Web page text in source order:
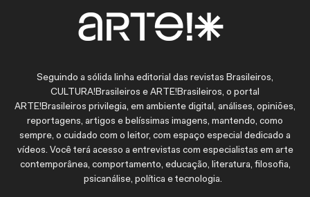
Seguindo a sólida linha editorial das revistas Brasileiros,
CULTURA!Brasileiros e ARTE!Brasileiros, o portal
ARTE!Brasileiros privilegia, em ambiente digital, análises, opiniões,
reportagens, artigos e belíssimas imagens, mantendo, como
sempre, o cuidado com o leitor, com espaço especial dedicado a
vídeos. Você terá acesso a entrevistas com especialistas em arte
contemporânea, comportamento, educação, literatura, filosofia,
psicanálise, política e tecnologia.